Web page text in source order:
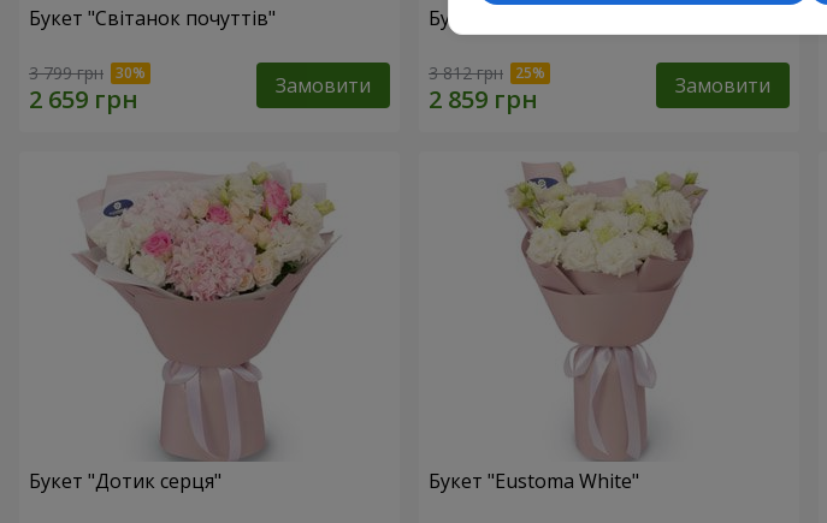
Букет "Світанок почуттів"
3 799 грн Замовити
Букет "Cаvalli"
3 812 грн Замовити
Букет "Дотик серця" Букет "Eustoma White"